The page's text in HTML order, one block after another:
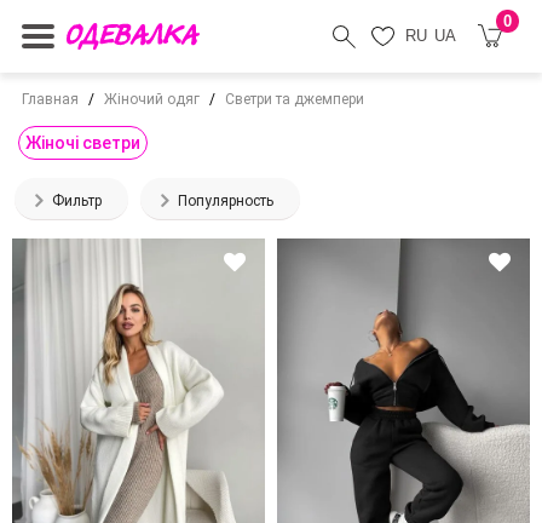
RU UA
0
Главная Жіночий одяг Светри та джемпери
Жіночі светри
Фильтр Популярность